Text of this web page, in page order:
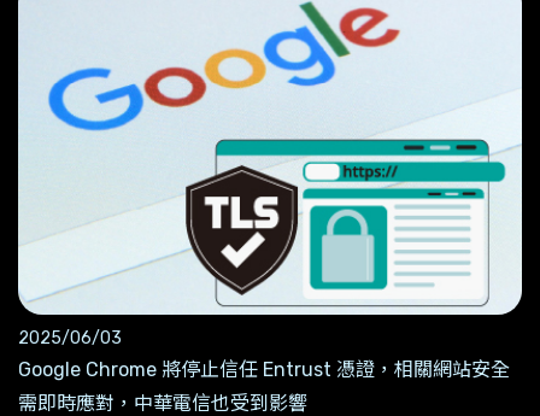
於網安智慧科技
絡我們
2025/06/03
Google Chrome 將停止信任 Entrust 憑證，相關網站安全
需即時應對，中華電信也受到影響